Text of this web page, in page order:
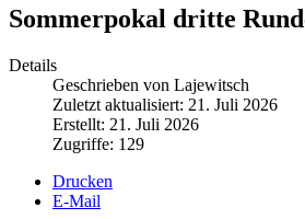
Sommerpokal dritte
Details
Geschrieben von Lajewitsch
Zuletzt aktualisiert: 21. Juli 2026
Erstellt: 21. Juli 2026
Zugriffe: 129
Drucken
E-Mail